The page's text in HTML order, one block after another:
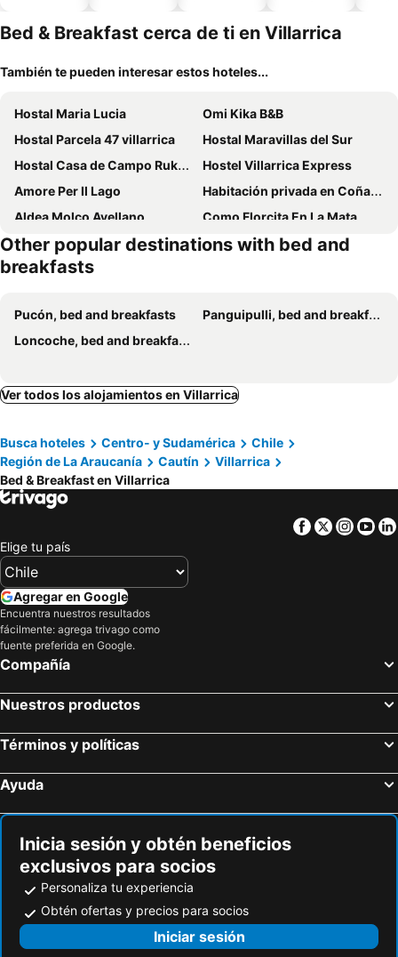
mascotas
Bed & Breakfast cerca de ti en Villarrica
También te pueden interesar estos hoteles...
Hostal Maria Lucia
Omi Kika B&B
Hostal Parcela 47 villarrica
Hostal Maravillas del Sur
Hostal Casa de Campo Rukaleufu a orillas del Rio HuiscapiHostal Casa de Campo Rukaleufu a orillas del Rio Huiscapi
Hostel Villarrica Express
Amore Per Il Lago
Habitación privada en Coñaripe de 2 Camas
Aldea Molco Avellano
Como Florcita En La Mata
El Amanecer
El rincon de Ely
Other popular destinations with bed and
breakfasts
Pucón, bed and breakfasts
Panguipulli, bed and breakfasts
Loncoche, bed and breakfasts
Ver todos los alojamientos en Villarrica
Busca hoteles Centro- y Sudamérica
Chile
Región de La Araucanía
Cautín
Villarrica
Bed & Breakfast en Villarrica
Facebook
Twitter
Elige tu país
Agregar en Google
Encuentra nuestros resultados
fácilmente: agrega trivago como
fuente preferida en Google.
Compañía
Nuestros productos
Términos y políticas
Ayuda
Inicia sesión y obtén beneficios
exclusivos para socios
Personaliza tu experiencia
Obtén ofertas y precios para socios
Iniciar sesión